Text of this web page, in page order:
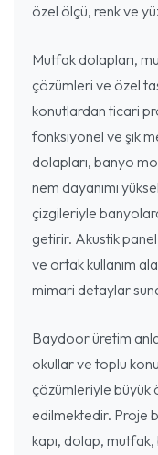
özel ölçü, renk ve
Mutfak dolapları,
çözümleri ve özel
konutlardan ticari
fonksiyonel ve şık
dolapları, banyo
nem dayanımı
çizgileriyle
getirir. Akustik
ve ortak kullanım
mimari detaylar
Baydoor üretim
okullar ve toplu
çözümleriyle büyük
edilmektedir. Proje
kapı, dolap,